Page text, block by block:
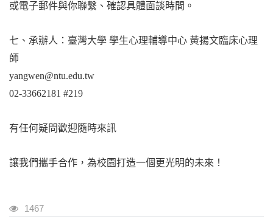
或電子郵件與你聯繫、確認具體面談時間。
七、承辦人：臺灣大學 學生心理輔導中心 黃揚文臨床心理
師
yangwen@ntu.edu.tw
02-33662181 #219
有任何疑問歡迎隨時來訊
讓我們攜手合作，為校園打造一個更光明的未來！
瀏覽人次
1467